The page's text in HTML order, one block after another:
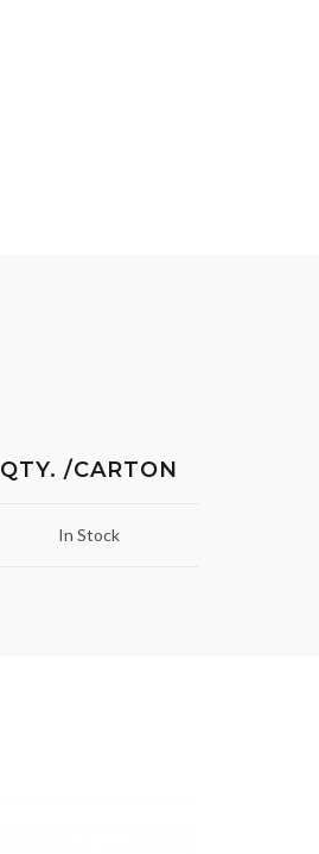
QTY. /CARTON
In Stock